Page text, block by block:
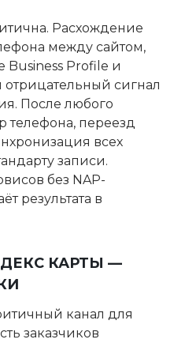
Расхождение
между сайтом,
Business Profile и
сигнал
После любого
переезд
всех
записи.
без NAP-
результата в
КАРТЫ —
канал для
заказчиков